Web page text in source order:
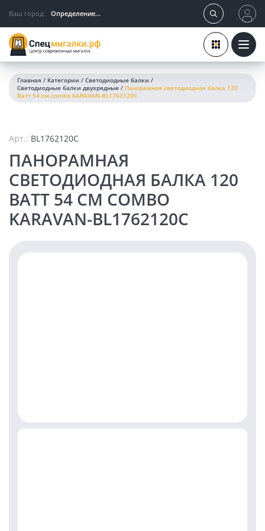
Ваш город: Определение...
Главная / Категории / Светодиодные балки /
Светодиодные балки двухрядные / Панорамная светодиодная балка 120
Ватт 54 см combo KARAVAN-BL1762120C
Арт.: BL1762120C
ПАНОРАМНАЯ
СВЕТОДИОДНАЯ БАЛКА 120
ВАТТ 54 СМ COMBO
KARAVAN-BL1762120C